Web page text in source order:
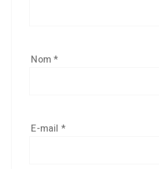
Nom*
E-mail *